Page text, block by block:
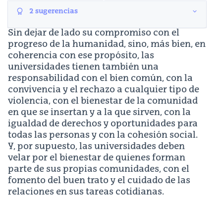
2 sugerencias
Sin dejar de lado su compromiso con el
progreso de la humanidad, sino, más bien, en
coherencia con ese propósito, las
universidades tienen también una
responsabilidad con el bien común, con la
convivencia y el rechazo a cualquier tipo de
violencia, con el bienestar de la comunidad
en que se insertan y a la que sirven, con la
igualdad de derechos y oportunidades para
todas las personas y con la cohesión social.
Y, por supuesto, las universidades deben
velar por el bienestar de quienes forman
parte de sus propias comunidades, con el
fomento del buen trato y el cuidado de las
relaciones en sus tareas cotidianas.